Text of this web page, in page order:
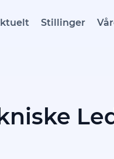
Stillinger